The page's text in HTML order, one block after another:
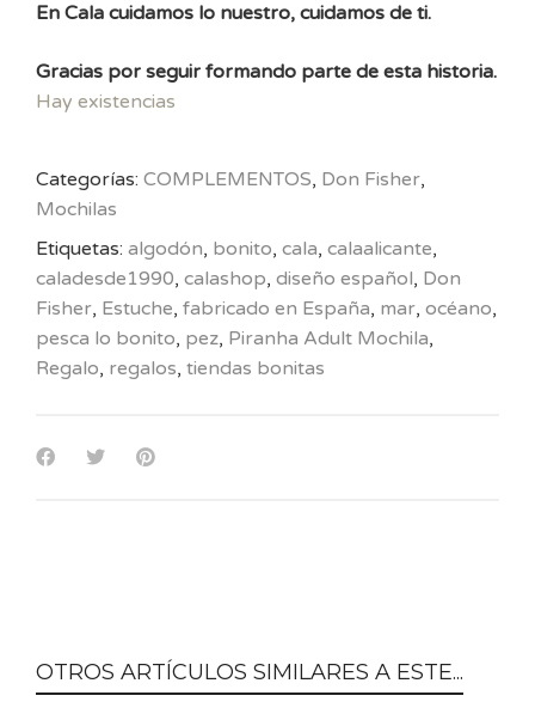
En Cala cuidamos lo nuestro, cuidamos de ti.
Gracias por seguir formando parte de esta historia.
Hay existencias
Categorías: COMPLEMENTOS, Don Fisher,
Mochilas
Etiquetas: algodón, bonito, cala, calaalicante,
caladesde1990, calashop, diseño español, Don
Fisher, Estuche, fabricado en España, mar, océano,
pesca lo bonito, pez, Piranha Adult Mochila,
Regalo, regalos, tiendas bonitas
OTROS ARTÍCULOS SIMILARES A ESTE...